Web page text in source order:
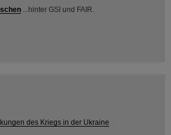
...hinter GSI und FAIR.
des Kriegs in der Ukraine